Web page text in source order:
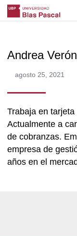
Andrea
agosto 25, 2021
Trabaja en
Actualmente a
de cobranzas.
empresa de
años en el